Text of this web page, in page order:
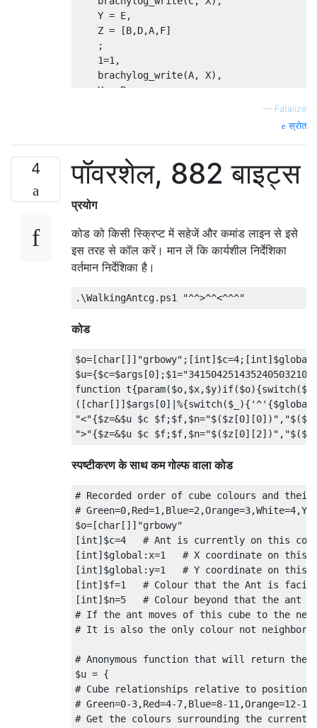
N$(O          § we also circular
;M">",            § Else if the move is
[C:D:E:F]$)Z, § Then we do the same
    N$)O)
    Y = E,
    Z = [B,D,A,F]
    ;
    1=1,
    brachylog_write(A, X),
    Y = B,
    I = 1,
    O = 2313
    1=1,
    I = 2,
    ( 1=1,
    brachylog_head(N, 2),
    ;
    brachylog_head(N, 1),
    ;
    1=1,
    brachylog_behead(N, V2),
    brachylog_head(V2, 1),
    O = 3223
    ;
    O = 3322
    ;
    1=1,
    N = 3322,
    O = 2332
    ;
    1=1,
    N = 3223,
    O = 2233
    ;
    1=1,
    O = 3132
    ;
    1=1,
    N = 2332,
    O = 3231
— Fatalize
स्रोत
4 पॉवरशेल, 882 बाइट्स
प्रयोग
कोड को किसी स्क्रिप्ट में सहेजें और कमांड लाइन से इसे
इस तरह से कॉल करें। मान लें कि कार्यशील निर्देशिका
वर्तमान निर्देशिका है।
. \WalkingAntcg. ps1 "^^>^^<^^^"
कोड
$o=[char []] "grbowy" ;[int] $c=4;[int] $global
$u={$c=$args [0];$1=
function t{param($o,$x,$y)if($o){switch($y
([char []] $args [0]|%{switch($_ ){ '^' {$global
"<"{$z=&$u $c $f;$f,$n="$($z[0][0])" ,
">"{$z=&$u $c $f;$f,$n="$($z[0][2])" ,
स्पष्टीकरण के साथ कम गोल्फ वाला कोड
# Recorded order of cube colours and their
#
$o=[char []] "grbowy"
[int] $c=4
# Ant is currently on this
[int] $global :x=1
# X coordinate on this
[int] $global : y=1
# Y coordinate on this
[int] $f=1
# Colour that the Ant is
[int] $n=5
# Colour beyond that the ant
# If the ant moves of this cube to the
# It is also the only colour not
# Anonymous function that will return
$u = {
# Cube relationships relative to
# Green=0-3,Red=4-7,Blue=8-11,Orange=12-
# Get the colours surrounding the current